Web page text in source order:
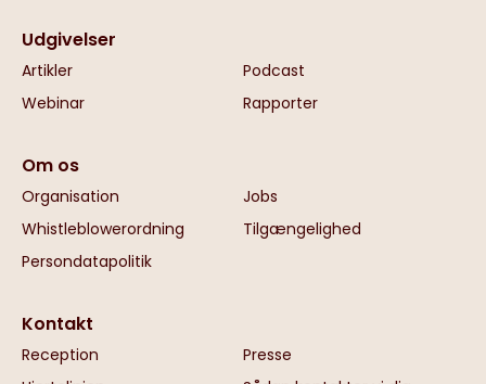
Udgivelser
Artikler
Podcast
Webinar
Rapporter
Om os
Organisation
Jobs
Whistleblowerordning
Tilgængelighed
Persondatapolitik
Kontakt
Reception
Presse